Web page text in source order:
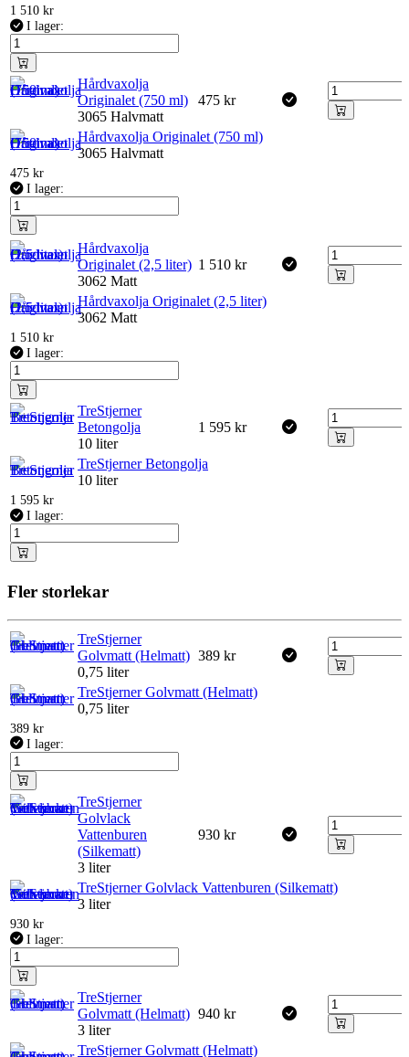
1 510 kr
I lager:
Hårdvaxolja
Originalet (750 ml)
3065 Halvmatt
475 kr
Hårdvaxolja Originalet (750 ml)
3065 Halvmatt
475 kr
I lager:
Hårdvaxolja
Originalet (2,5 liter)
3062 Matt
1 510 kr
Hårdvaxolja Originalet (2,5 liter)
3062 Matt
1 510 kr
I lager:
TreStjerner
Betongolja
10 liter
1 595 kr
TreStjerner Betongolja
10 liter
1 595 kr
I lager:
Fler storlekar
TreStjerner
Golvmatt (Helmatt)
0,75 liter
389 kr
TreStjerner Golvmatt (Helmatt)
0,75 liter
389 kr
I lager:
TreStjerner
Golvlack
Vattenburen
(Silkematt)
3 liter
930 kr
TreStjerner Golvlack Vattenburen (Silkematt)
3 liter
930 kr
I lager:
TreStjerner
Golvmatt (Helmatt)
3 liter
940 kr
TreStjerner Golvmatt (Helmatt)